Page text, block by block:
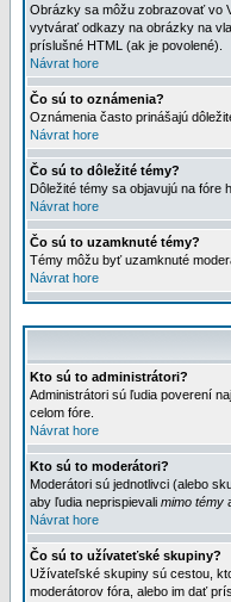
Obrázky sa môžu zobrazovať vo
vytvárať odkazy na obrázky na
príslušné HTML (ak je povolené).
Návrat hore
Čo sú to oznámenia?
Oznámenia často prinášajú
Návrat hore
Čo sú to dôležité témy?
Dôležité témy sa objavujú na fóre
Návrat hore
Čo sú to uzamknuté témy?
Témy môžu byť uzamknuté
Návrat hore
Kto sú to administrátori?
Administrátori sú ľudia poverení
celom fóre.
Návrat hore
Kto sú to moderátori?
Moderátori sú jednotlivci (alebo
aby ľudia neprispievali mimo témy
Návrat hore
Čo sú to užívateťské skupiny?
Užívateľské skupiny sú cestou,
moderátorov fóra, alebo im dať